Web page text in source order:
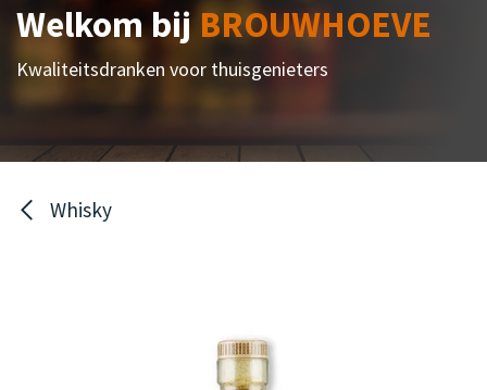
Welkom bijBROUWHOEVE
Kwaliteitsdranken voor thuisgenieters
Whisky